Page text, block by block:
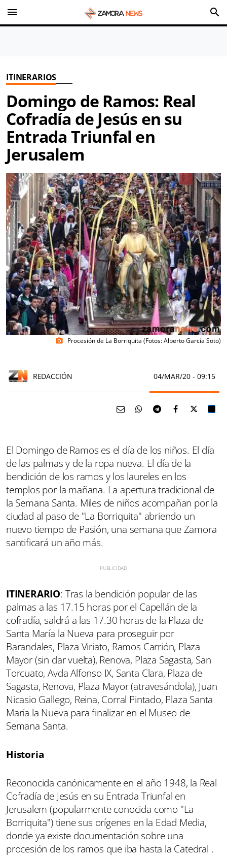
menu search
ITINERARIOS
Domingo de Ramos: Real
Cofradía de Jesús en su
Entrada Triunfal en
Jerusalem
photo_camera Procesión de La Borriquita (Fotos: Alberto García Soto)
REDACCIÓN 04/MAR/20 - 09:15
El Domingo de Ramos es el día de los niños. El día
de las palmas y de la ropa nueva. El día de la
bendición de los ramos y los laureles en los
templos por la mañana. La apertura tradicional de
la Semana Santa. Miles de niños acompañan por la
ciudad al paso de "La Borriquita" abriendo un
nuevo tiempo de Pasión, una semana que Zamora
santificará un año más.
ITINERARIO: Tras la bendición popular de las
palmas a las 17.15 horas por el Capellán de la
cofradía, saldrá a las 17.30 horas de la Plaza de
Santa María la Nueva para proseguir por
Barandales, Plaza Viriato, Ramos Carrión, Plaza
Mayor (sin dar vuelta), Renova, Plaza Sagasta, San
Torcuato, Avda Alfonso IX, Santa Clara, Plaza de
Sagasta, Renova, Plaza Mayor (atravesándola), Juan
Nicasio Gallego, Reina, Corral Pintado, Plaza Santa
María la Nueva para finalizar en el Museo de
Semana Santa.
Historia
Reconocida canónicamente en el año 1948, la Real
Cofradía de Jesús en su Entrada Triunfal en
Jerusalem (popularmente conocida como "La
Borriquita") tiene sus orígenes en la Edad Media,
donde ya existe documentación sobre una
procesión de los ramos que iba hasta la Catedral .